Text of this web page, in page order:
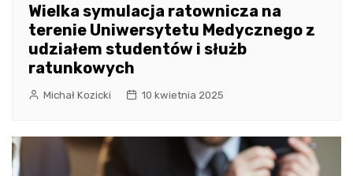
Wielka symulacja ratownicza na
terenie Uniwersytetu Medycznego z
udziałem studentów i służb
ratunkowych
Michał Kozicki 10 kwietnia 2025